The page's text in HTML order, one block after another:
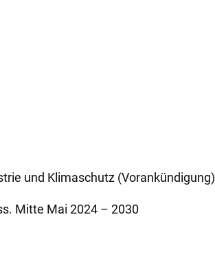
und Klimaschutz (Vorankündigung)
Mitte Mai 2024 – 2030